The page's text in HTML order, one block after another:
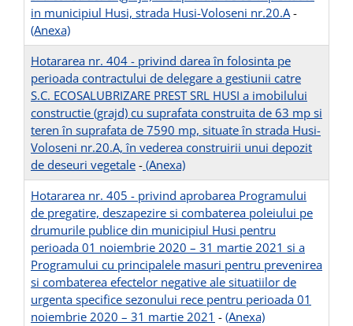
in municipiul Husi, strada Husi-Voloseni nr.20.A-
(Anexa)
Hotararea nr. 404 - privind darea în folosinta pe
perioada contractului de delegare a gestiunii catre
S.C. ECOSALUBRIZARE PREST SRL HUSI a imobilului
constructie (grajd) cu suprafata construita de 63 mp si
teren în suprafata de 7590 mp, situate în strada Husi-
Voloseni nr.20.A, în vederea construirii unui depozit
de deseuri vegetale - (Anexa)
Hotararea nr. 405 - privind aprobarea Programului
de pregatire, deszapezire si combaterea poleiului pe
drumurile publice din municipiul Husi pentru
perioada 01 noiembrie 2020 – 31 martie 2021 si a
Programului cu principalele masuri pentru prevenirea
si combaterea efectelor negative ale situatiilor de
urgenta specifice sezonului rece pentru perioada 01
noiembrie 2020 – 31 martie 2021 - (Anexa)